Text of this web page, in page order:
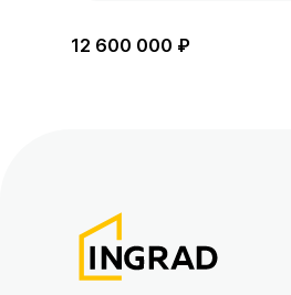
12 600 000 ₽